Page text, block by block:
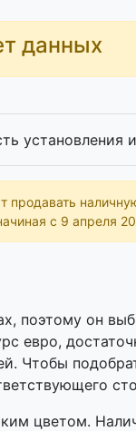
данных
установления
продавать
с 9 апреля
поэтому он
евро,
Чтобы
цветом.